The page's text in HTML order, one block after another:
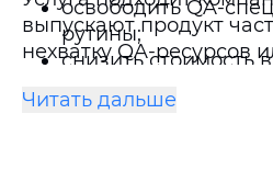
освободить QA-
рутины;
снизить стоимость
выстроить процесс
выпускают продукт
нехватку QA-ресурсов
пропорционального
Читать дальше